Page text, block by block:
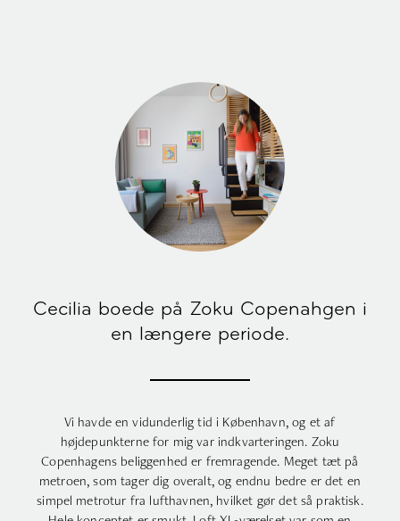
Cecilia boede på Zoku Copenahgen i
en længere periode.
Vi havde en vidunderlig tid i København, og et af
højdepunkterne for mig var indkvarteringen. Zoku
Copenhagens beliggenhed er fremragende. Meget tæt på
metroen, som tager dig overalt, og endnu bedre er det en
simpel metrotur fra lufthavnen, hvilket gør det så praktisk.